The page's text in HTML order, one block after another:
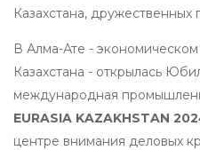
Казахстана, дружественных
В Алма-Ате -
Казахстана - открылась
международная
EURASIA KAZAKHSTAN
центре внимания деловых